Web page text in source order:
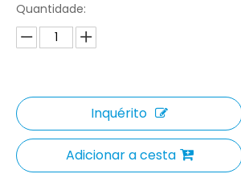
Quantidade:
Inquérito
Adicionar a cesta